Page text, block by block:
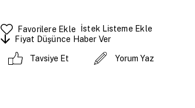
Favorilere Ekle
İstek Listeme Ekle
Fiyat Düşünce Haber Ver
Tavsiye Et Yorum Yaz